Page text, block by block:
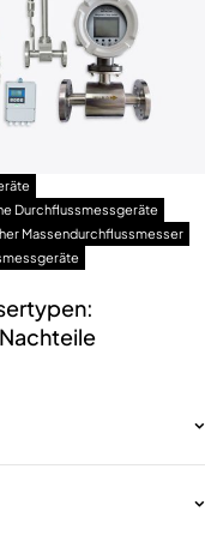
Durchflussmessgeräte
Massendurchflussmesser